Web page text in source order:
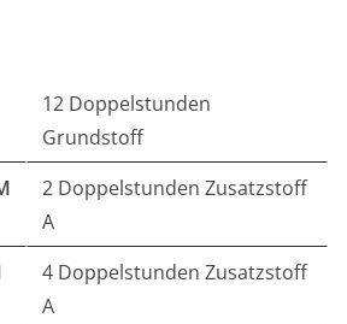
12 Doppelstunden
Grundstoff
2 Doppelstunden Zusatzstoff
A
4 Doppelstunden Zusatzstoff
A